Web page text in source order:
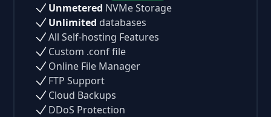
Unmetered NVMe Storage
Unlimited databases
All Self-hosting Features
Custom .conf file
Online File Manager
FTP Support
Cloud Backups
DDoS Protection